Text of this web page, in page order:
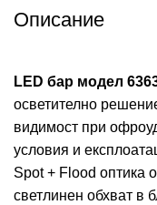
Описание
LED бар модел
осветително
видимост при
условия и
Spot + Flood оптика
светлинен обхват в